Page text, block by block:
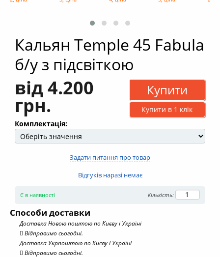
Кальян Temple 45 Fabula
б/у з підсвіткою
від 4.200
грн.
Купити
Купити в 1 клік
Комплектація:
Задати питання про товар
Відгуків наразі немає
Є в наявності Кількість:
Способи доставки
Доставка Новою поштою по Києву і Україні
Відправимо сьогодні.
Доставка Укрпоштою по Києву і Україні
Відправимо сьогодні.